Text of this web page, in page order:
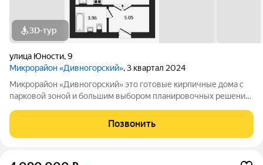
3D-тур
улица Юности,9
Микрорайон «Дивногорский», 3 квартал 2024
Микрорайон «Дивногорский» это готовые кирпичные дома с
парковой зоной и большим выбором планировочных решений.
выбор. Во дворе просторные детские и спортивные площадки
с безопасным покрытием.
Позвонить